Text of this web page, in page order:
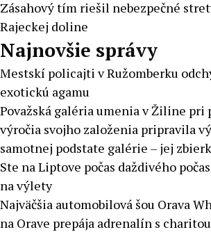
Zásahový tím riešil nebezpečné
Rajeckej doline
Najnovšie správy
Mestskí policajti v Ružomberku
exotickú agamu
Považská galéria umenia v Žiline
výročia svojho založenia pripravila
samotnej podstate galérie – jej
Ste na Liptove počas daždivého
na výlety
Najväčšia automobilová šou Orava
na Orave prepája adrenalín s